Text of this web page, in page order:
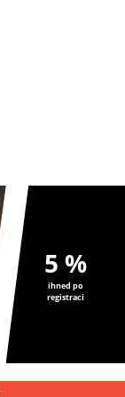
5 %
ihned po
registraci